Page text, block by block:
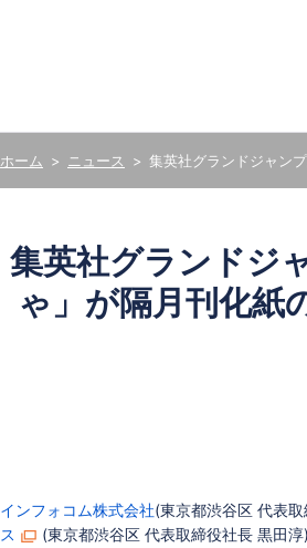
ニュース 集英社グランドジャン
集英社グランドジ
ゃ」が隔月刊化紙
インフォコム株式会社(東京都渋谷区 代表
ス
(東京都渋谷区 代表取締役社長 黒田
医療
ごあいさつ
グループ会社
株式の事務手続き
サステナビリティ基本方針
サステナビリティデータ
新卒・キャリア採用